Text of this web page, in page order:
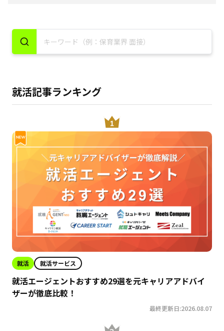
就活記事ランキング
就活 就活サービス
就活エージェントおすすめ29選を元キャリアアドバイ
ザーが徹底比較！
最終更新日:2026.08.07